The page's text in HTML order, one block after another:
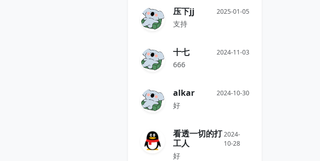
压下jj 2025-01-05
支持
十七 2024-11-03
666
alkar 2024-10-30
好
看透一切的打
工人
2024-
10-28
好